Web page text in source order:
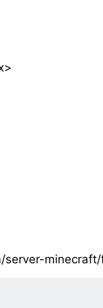
server-